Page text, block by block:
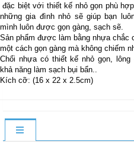
đặc biệt với thiết kế nhỏ gọn phù
những gia đình nhỏ sẽ giúp bạn
mình luôn được gọn gàng, sạch sẽ.
Sản phẩm được làm bằng nhựa chắc
một cách gọn gàng mà không chiếm
Chổi nhựa có thiết kế nhỏ gọn,
khả năng làm sạch bụi bẩn..
Kích cỡ: (16 x 22 x 2.5cm)